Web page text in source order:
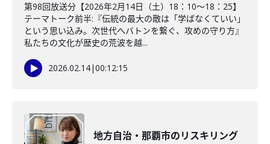
第98回放送分【2026年2月14日（土）18：10～18：25】
テーマトーク前半:『伝統の最大の敵は「学ばなくていい」
という思い込み。次世代へバトンを繋ぐ、攻めの守り方』
私たちの文化が歴史の荒波を越...
2026.02.14|00:12:15
地方自治・那覇市のリスキリング